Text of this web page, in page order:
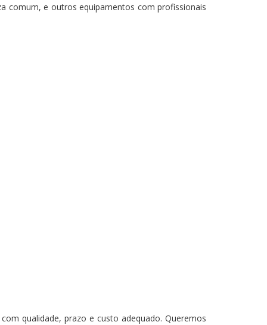
comum, e outros equipamentos com profissionais
qualidade, prazo e custo adequado. Queremos